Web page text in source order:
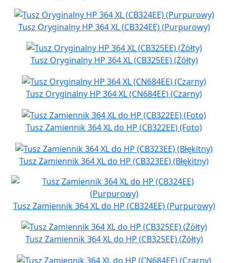
Tusz Oryginalny HP 364 XL (CB324EE) (Purpurowy)
Tusz Oryginalny HP 364 XL (CB325EE) (Żółty)
Tusz Oryginalny HP 364 XL (CN684EE) (Czarny)
Tusz Zamiennik 364 XL do HP (CB322EE) (Foto)
Tusz Zamiennik 364 XL do HP (CB323EE) (Błękitny)
Tusz Zamiennik 364 XL do HP (CB324EE) (Purpurowy)
Tusz Zamiennik 364 XL do HP (CB325EE) (Żółty)